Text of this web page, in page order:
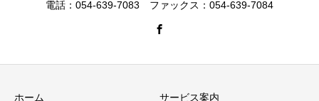
電話：054-639-7083 ファックス：054-639-7084
ホーム サービス案内